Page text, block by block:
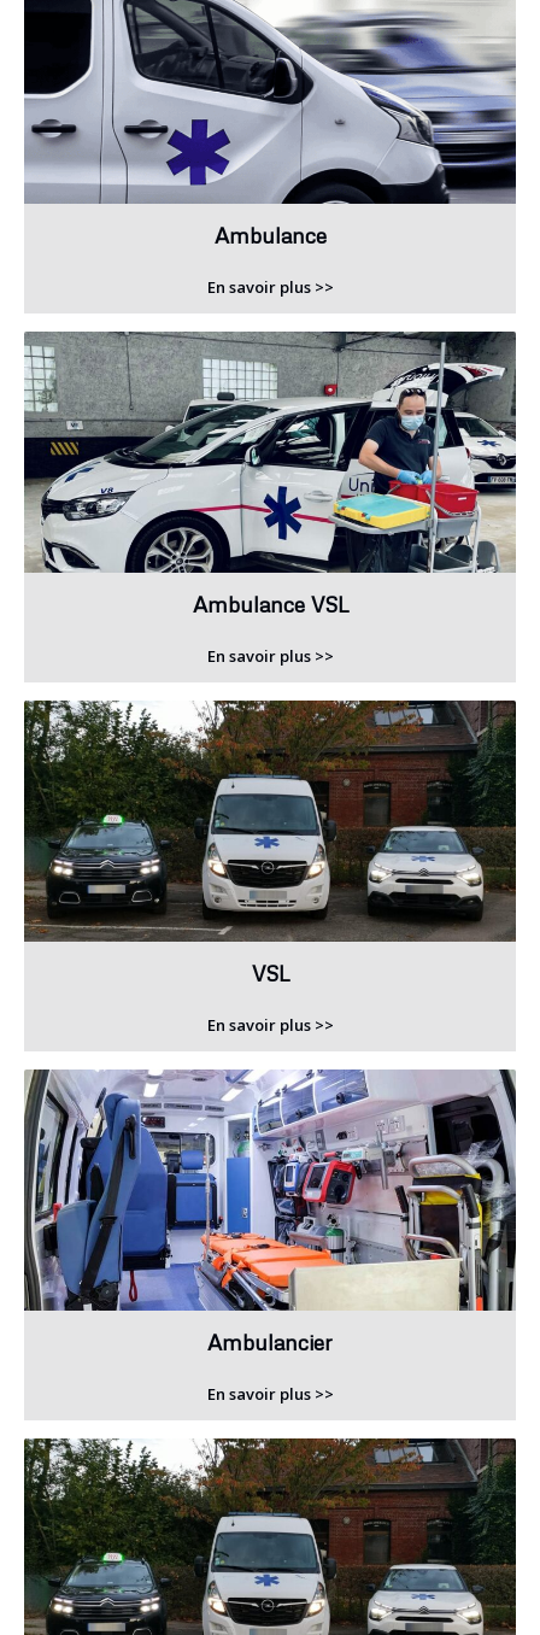
Ambulance
En savoir plus >>
Ambulance VSL
En savoir plus >>
VSL
En savoir plus >>
Ambulancier
En savoir plus >>